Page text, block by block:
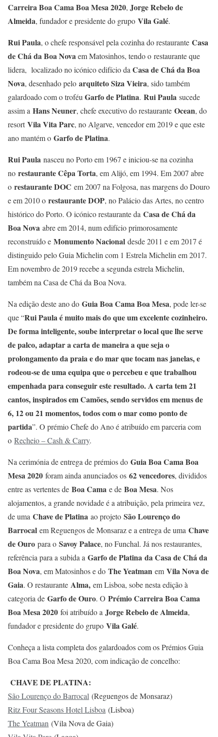
Carreira Boa Cama Boa Mesa 2020, Jorge Rebelo de
Almeida, fundador e presidente do grupo Vila Galé.
Rui Paula, o chefe responsável pela cozinha do restaurante Casa
de Chá da Boa Novaem Matosinhos, tendo o restaurante que
lidera, localizado no icónico edifício da Casa de Chá da Boa
Nova, desenhado pelo arquiteto Siza Vieira, sido também
galardoado com o troféu Garfo de Platina. Rui Paula sucede
assim a Hans Neuner, chefe executivo do restaurante Ocean, do
resortVila Vita Parc, no Algarve, vencedor em 2019 e que este
ano mantém o Garfo de Platina.
Rui Paula nasceu no Porto em 1967 e iniciou-se na cozinha
no restaurante Cêpa Torta, em Alijó, em 1994. Em 2007 abre
o restaurante DOC em 2007 na Folgosa, nas margens do Douro
e em 2010 o restaurante DOP, no Palácio das Artes, no centro
histórico do Porto. O icónico restaurante da Casa de Chá da
Boa Nova abre em 2014, num edifício primorosamente
reconstruído e Monumento Nacional desde 2011 e em 2017 é
distinguido pelo Guia Michelin com 1 Estrela Michelin em 2017.
Em novembro de 2019 recebe a segunda estrela Michelin,
também na Casa de Chá da Boa Nova.
Na edição deste ano do Guia Boa Cama Boa Mesa, pode ler-se
que “Rui Paula é muito mais do que um excelente cozinheiro.
De forma inteligente, soube interpretar o local que lhe serve
de palco, adaptar a carta de maneira a que seja o
prolongamento da praia e do mar que tocam nas janelas, e
rodeou-se de uma equipa que o percebeu e que trabalhou
empenhada para conseguir este resultado. A carta tem 21
cantos, inspirados em Camões, sendo servidos em menus de
6, 12 ou 21 momentos, todos com o mar como ponto de
partida”. O prémio Chefe do Ano é atribuído em parceria com
o Recheio – Cash & Carry.
Na cerimónia de entrega de prémios do Guia Boa Cama Boa
Mesa 2020 foram ainda anunciados os 62 vencedores, divididos
entre as vertentes de Boa Cama e de Boa Mesa. Nos
alojamentos, a grande novidade é a atribuição, pela primeira vez,
de uma Chave de Platina ao projeto São Lourenço do
Barrocal em Reguengos de Monsaraz e a entrega de uma Chave
de Ouro para o Savoy Palace, no Funchal. Já nos restaurantes,
referência para a subida a Garfo de Platina da Casa de Chá da
Boa Nova, em Matosinhos e do The Yeatman em Vila Nova de
Gaia. O restaurante Alma, em Lisboa, sobe nesta edição à
categoria de Garfo de Ouro. O Prémio Carreira Boa Cama
Boa Mesa 2020 foi atribuído a Jorge Rebelo de Almeida,
fundador e presidente do grupo Vila Galé.
Conheça a lista completa dos galardoados com os Prémios Guia
Boa Cama Boa Mesa 2020, com indicação de concelho:
CHAVE DE PLATINA:
São Lourenço do Barrocal (Reguengos de Monsaraz)
Ritz Four Seasons Hotel Lisboa (Lisboa)
The Yeatman (Vila Nova de Gaia)